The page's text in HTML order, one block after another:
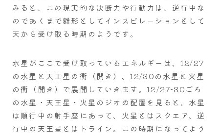
みると、この現実的な決断力や行動力は、逆行中な
のであくまで雛形としてインスピレーションとして
天から受け取る時期のようです。
水星がここで受け取っているエネルギーは、12/27
の水星と天王星の衝（開き）、12/30の水星と火星
の衝（開き）で展開していきます。12/27-30ごろ
の水星・天王星・火星のジオの配置を見ると、水星
は順行中の射手座にあって、火星とはスクエア、逆
行中の天王星とはトライン。この時期になってよう